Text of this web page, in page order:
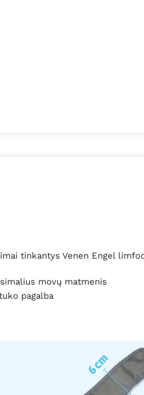
tinkantys Venen Engel
movų matmenis
pagalba